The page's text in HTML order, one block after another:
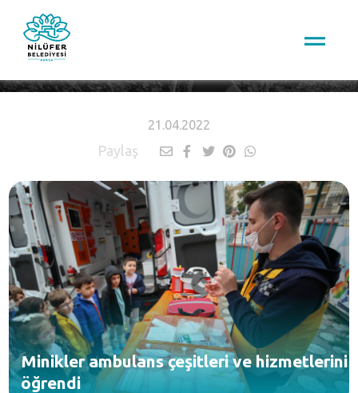
21.04.2022
Paylaş
Minikler ambulans çeşitleri ve hizmetlerini
öğrendi